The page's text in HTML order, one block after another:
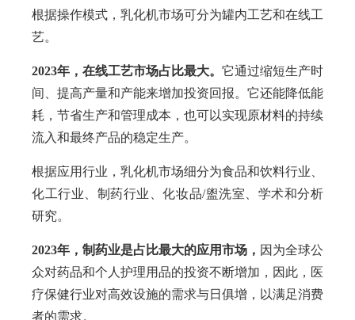
根据操作模式，乳化机市场可分为罐内工艺和在线工
艺。
2023年，在线工艺市场占比最大。 它通过缩短生产时
间、提高产量和产能来增加投资回报。它还能降低能
耗，节省生产和管理成本，也可以实现原材料的持续
流入和最终产品的稳定生产。
根据应用行业，乳化机市场细分为食品和饮料行业、
化工行业、制药行业、化妆品/盥洗室、学术和分析
研究。
2023年，制药业是占比最大的应用市场， 因为全球公
众对药品和个人护理用品的投资不断增加，因此，医
疗保健行业对高效设施的需求与日俱增，以满足消费
者的需求。